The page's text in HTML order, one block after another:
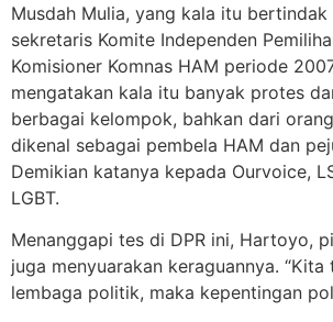
Musdah Mulia, yang kala itu bertindak
sekretaris Komite Independen
Komisioner Komnas HAM periode
mengatakan kala itu banyak protes
berbagai kelompok, bahkan dari
dikenal sebagai pembela HAM dan
Demikian katanya kepada Ourvoice,
LGBT.
Menanggapi tes di DPR ini, Hartoyo,
juga menyuarakan keraguannya. “Kita
lembaga politik, maka kepentingan